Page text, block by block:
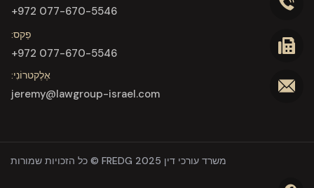
077-670-5546 972+
פַקס:
077-670-5546 972+
אֶלֶקטרוֹנִי:
jeremy@lawgroup-israel.com
משרד עורכי דין FREDG 2025 © כל הזכויות שמורות